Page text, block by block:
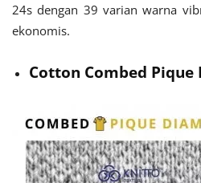
24s dengan 39 varian warna
ekonomis.
Cotton Combed Pique